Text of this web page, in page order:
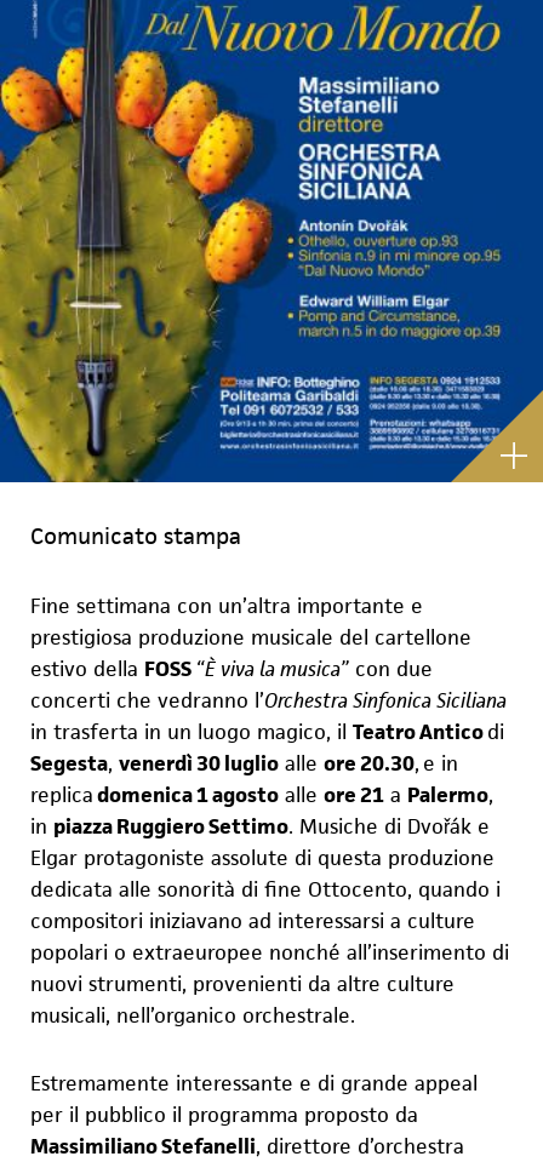
Comunicato stampa
Fine settimana con un’altra importante e
prestigiosa produzione musicale del cartellone
estivo della FOSS “È viva la musica” con due
concerti che vedranno l’Orchestra Sinfonica Siciliana
in trasferta in un luogo magico, il Teatro Anticodi
Segesta, venerdì 30 luglio alle ore 20.30, e in
replicadomenica 1 agosto alle ore 21 a Palermo,
in piazza Ruggiero Settimo. Musiche di Dvořák e
Elgar protagoniste assolute di questa produzione
dedicata alle sonorità di fine Ottocento, quando i
compositori iniziavano ad interessarsi a culture
popolari o extraeuropee nonché all’inserimento di
nuovi strumenti, provenienti da altre culture
musicali, nell’organico orchestrale.
Estremamente interessante e di grande appeal
per il pubblico il programma proposto da
Massimiliano Stefanelli, direttore d’orchestra